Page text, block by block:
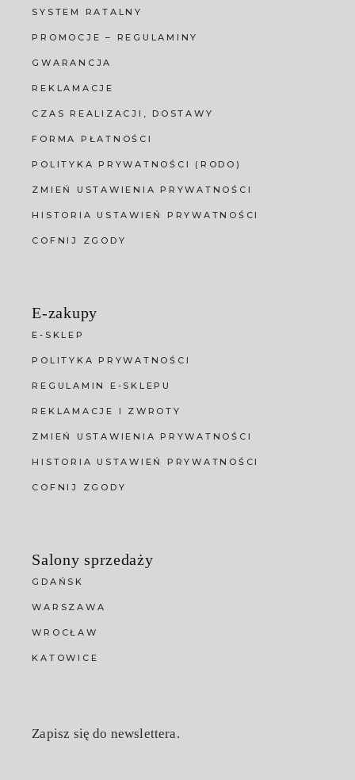
SYSTEM RATALNY
PROMOCJE – REGULAMINY
GWARANCJA
REKLAMACJE
CZAS REALIZACJI, DOSTAWY
FORMA PŁATNOŚCI
POLITYKA PRYWATNOŚCI (RODO)
ZMIEŃ USTAWIENIA PRYWATNOŚCI
HISTORIA USTAWIEŃ PRYWATNOŚCI
COFNIJ ZGODY
E-zakupy
E-SKLEP
POLITYKA PRYWATNOŚCI
REGULAMIN E-SKLEPU
REKLAMACJE I ZWROTY
ZMIEŃ USTAWIENIA PRYWATNOŚCI
HISTORIA USTAWIEŃ PRYWATNOŚCI
COFNIJ ZGODY
Salony sprzedaży
GDAŃSK
WARSZAWA
WROCŁAW
KATOWICE
Zapisz się do newslettera.